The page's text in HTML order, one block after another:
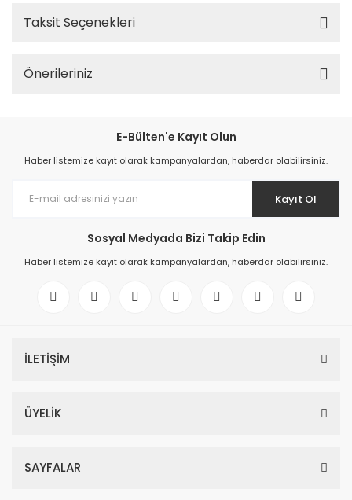
Taksit Seçenekleri
Önerileriniz
E-Bülten'e Kayıt Olun
Haber listemize kayıt olarak kampanyalardan, haberdar olabilirsiniz.
Kayıt Ol
Sosyal Medyada Bizi Takip Edin
Haber listemize kayıt olarak kampanyalardan, haberdar olabilirsiniz.
İLETİŞİM
ÜYELİK
SAYFALAR